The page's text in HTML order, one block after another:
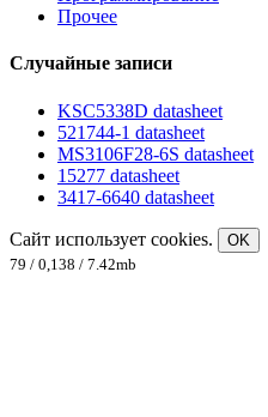
Прочее
Случайные записи
KSC5338D datasheet
521744-1 datasheet
MS3106F28-6S datasheet
15277 datasheet
3417-6640 datasheet
Сайт использует cookies.
OK
79 / 0,138 / 7.42mb